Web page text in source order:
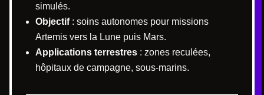
simulés.
Objectif: soins autonomes pour missions
Artemis vers la Lune puis Mars.
Applications terrestres : zones reculées,
hôpitaux de campagne, sous-marins.